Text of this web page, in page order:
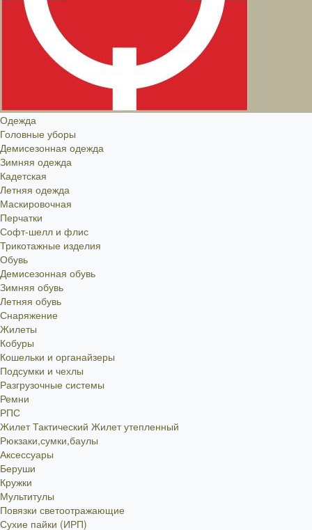
Одежда
Головные уборы
Демисезонная одежда
Зимняя одежда
Кадетская
Летняя одежда
Маскировочная
Перчатки
Софт-шелл и флис
Трикотажные изделия
Обувь
Демисезонная обувь
Зимняя обувь
Летняя обувь
Снаряжение
Жилеты
Кобуры
Кошельки и органайзеры
Подсумки и чехлы
Разгрузочные системы
Ремни
РПС
Жилет Тактический Жилет утепленный
Рюкзаки,сумки,баулы
Аксессуары
Беруши
Кружки
Мультитулы
Повязки светоотражающие
Сухие пайки (ИРП)